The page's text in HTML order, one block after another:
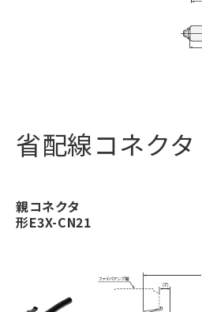
省配線コネクタ
親コネクタ
形E3X-CN21